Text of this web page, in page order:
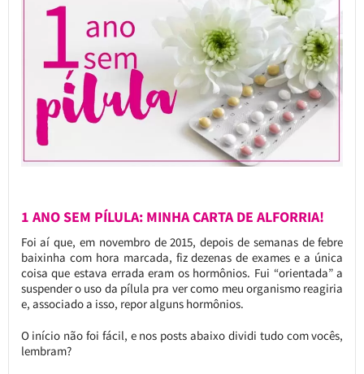
1 ANO SEM PÍLULA: MINHA CARTA DE ALFORRIA!
Foi aí que, em novembro de 2015, depois de semanas de febre
baixinha com hora marcada, fiz dezenas de exames e a única
coisa que estava errada eram os hormônios. Fui “orientada” a
suspender o uso da pílula pra ver como meu organismo reagiria
e, associado a isso, repor alguns hormônios.
O início não foi fácil, e nos posts abaixo dividi tudo com vocês,
lembram?